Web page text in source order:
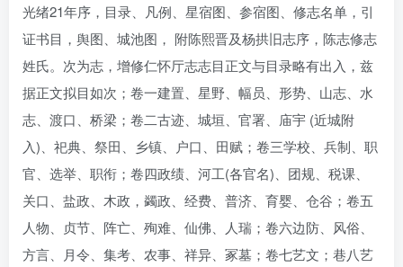
光绪21年序，目录、凡例、星宿图、参宿图、修志名单，引
证书目，舆图、城池图， 附陈熙晋及杨拱旧志序，陈志修志
姓氏。次为志，增修仁怀厅志志目正文与目录略有出入，兹
据正文拟目如次；卷一建置、星野、幅员、形势、山志、水
志、渡口、桥梁；卷二古迹、城垣、官署、庙宇 (近城附
入)、祀典、祭田、乡镇、户口、田赋；卷三学校、兵制、职
官、选举、职衔；卷四政绩、河工(各官名)、团规、税课、
关口、盐政、木政，蠲政、经费、普济、育婴、仓谷；卷五
人物、贞节、阵亡、殉难、仙佛、人瑞；卷六边防、风俗、
方言、月令、集考、农事、祥异、冢墓；卷七艺文；巷八艺